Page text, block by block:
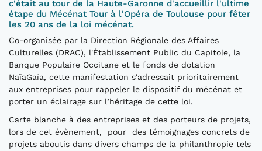
c'était au tour de la Haute-Garonne d'accueillir l'ultime
étape du Mécénat Tour à l'Opéra de Toulouse pour fêter
les 20 ans de la loi mécénat.
Co-organisée par la Direction Régionale des Affaires
Culturelles (DRAC), l'Établissement Public du Capitole, la
Banque Populaire Occitane et le fonds de dotation
NaïaGaïa, cette manifestation s'adressait prioritairement
aux entreprises pour rappeler le dispositif du mécénat et
porter un éclairage sur l’héritage de cette loi.
Carte blanche à des entreprises et des porteurs de projets,
lors de cet évènement, pour des témoignages concrets de
projets aboutis dans divers champs de la philanthropie tels